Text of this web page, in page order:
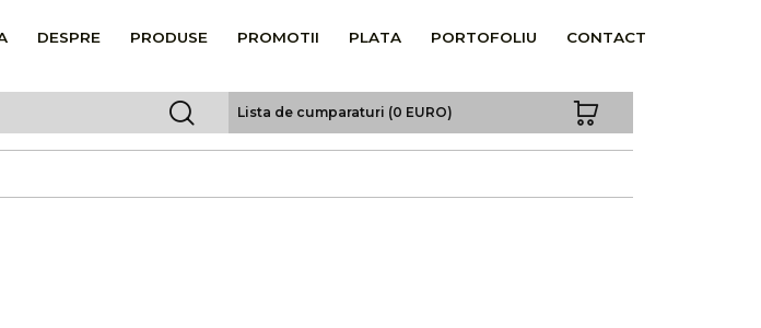
DESPRE PRODUSE PROMOTII PLATA PORTOFOLIU CONTACT
Lista de cumparaturi (0 EURO)